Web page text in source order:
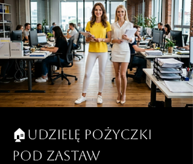
🏠Udzielę pożyczki
pod zastaw